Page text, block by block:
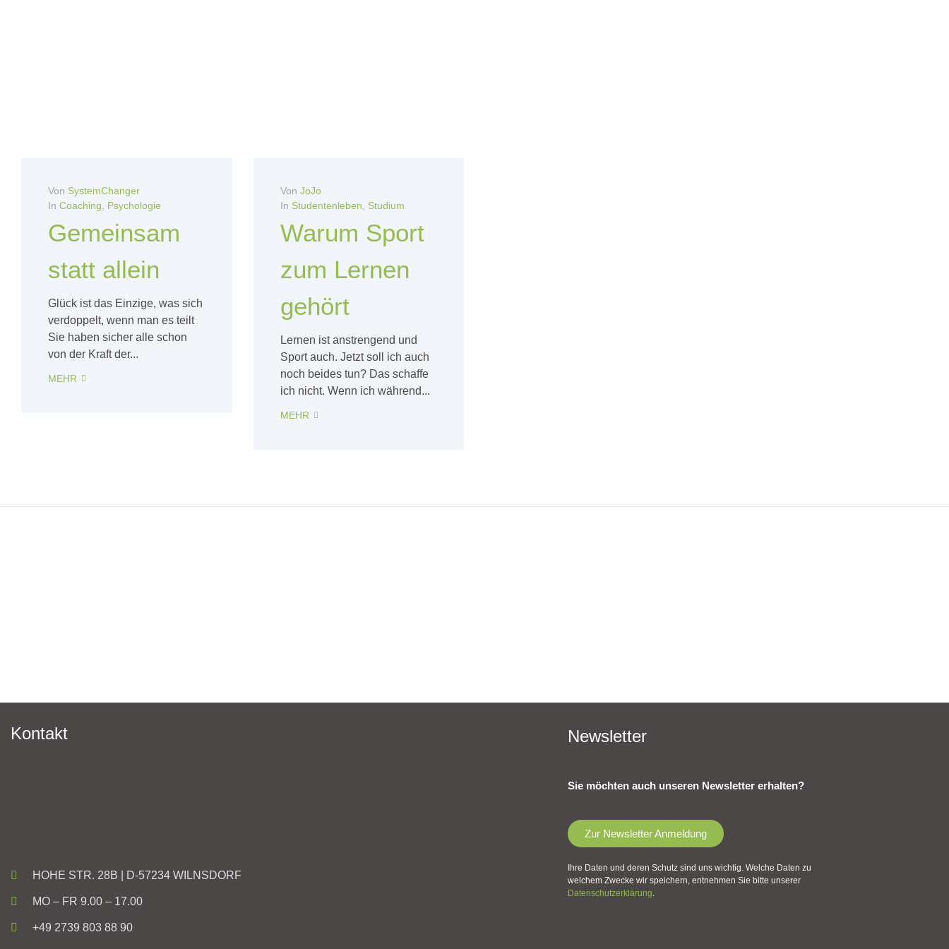
Von SystemChanger
In Coaching Psychologie
Gemeinsam
statt allein
Glück ist das Einzige, was sich
verdoppelt, wenn man es teilt
Sie haben sicher alle schon
von der Kraft der...
MEHR
Von JoJo
In Studentenleben Studium
Warum Sport
zum Lernen
gehört
Lernen ist anstrengend und
Sport auch. Jetzt soll ich auch
noch beides tun? Das schaffe
ich nicht. Wenn ich während...
MEHR
Kontakt
HOHE STR. 28B | D-57234 WILNSDORF
MO – FR 9.00 – 17.00
+49 2739 803 88 90
Newsletter
Sie möchten auch unseren Newsletter erhalten?
Zur Newsletter Anmeldung
Ihre Daten und deren Schutz sind uns wichtig. Welche Daten zu
welchem Zwecke wir speichern, entnehmen Sie bitte unserer
Datenschutzerklärung.